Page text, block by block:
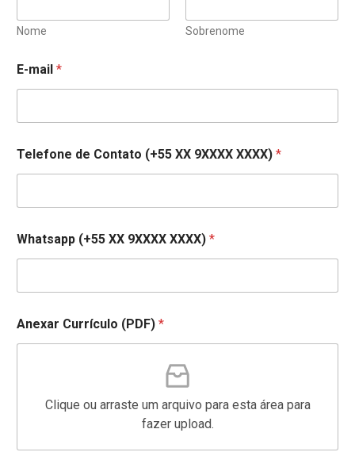
Nome Sobrenome
E-mail *
Telefone de Contato (+55 XX 9XXXX XXXX) *
Whatsapp (+55 XX 9XXXX XXXX) *
Anexar Currículo (PDF) *
Clique ou arraste um arquivo para esta área para
fazer upload.